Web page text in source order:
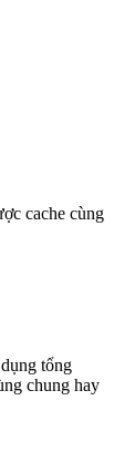
cache cùng
tổng
chung hay